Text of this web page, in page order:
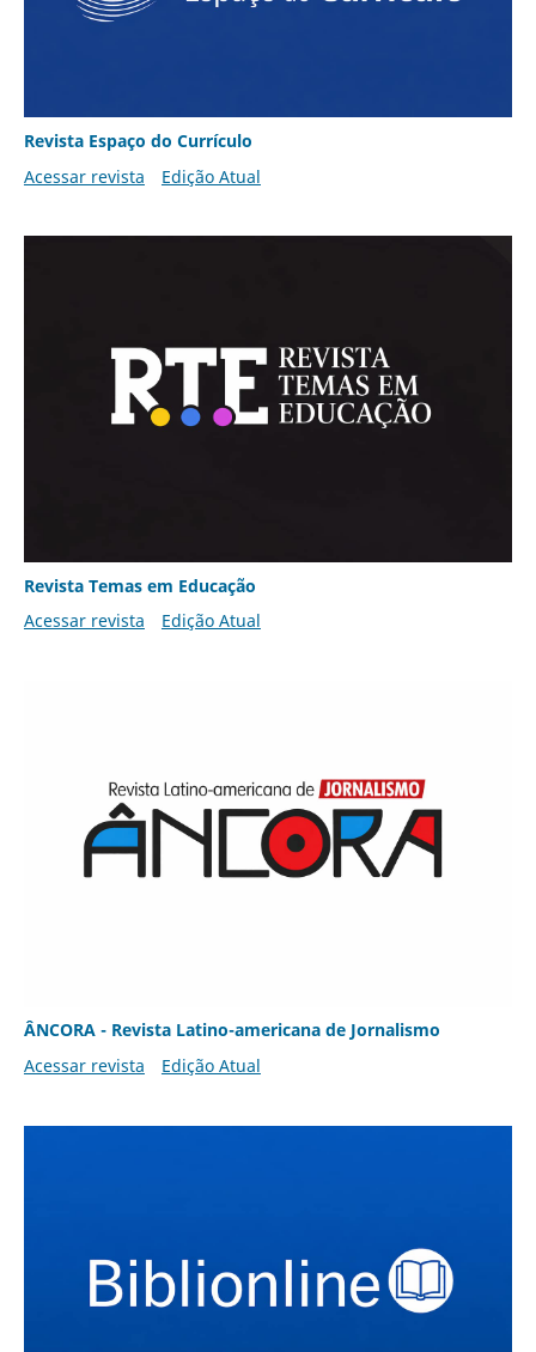
Revista Espaço do Currículo
Acessar revista
Edição Atual
Revista Temas em Educação
Acessar revista
Edição Atual
ÂNCORA - Revista Latino-americana de Jornalismo
Acessar revista
Edição Atual